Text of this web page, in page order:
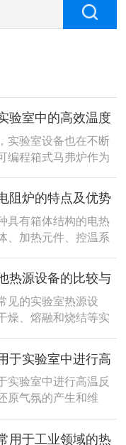
验室中的高效温度
实验室设备也在不断
编程箱式马弗炉作为
文将重点介绍可编程
用及优势，以帮助读
。一、可编程箱式马
阻炉的特点及优势
具有箱体结构的电热
、加热元件、控温系
械制造、医药、食品
炉的加热元件通常是
热量，使箱体内部的
热源设备的比较与
见的实验室热源设
燥、熔融和烧结等实
：1、温度范围广：通
范围，一般在室温到
于多种实验操作，包
于实验室中进行高
实验室中进行高温反
原气氛的产生和维
实验器皿中的气氛保
用于工业领域的热